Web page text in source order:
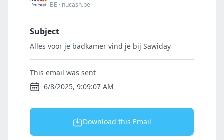
BE · nucash.be
Subject
Alles voor je badkamer vind je bij Sawiday
This email was sent
6/8/2025, 9:09:07 AM
Download this Email